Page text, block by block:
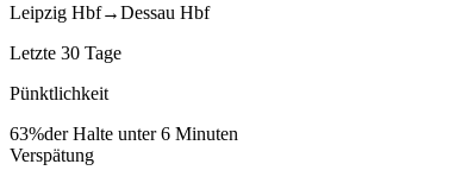
Leipzig Hbf→Dessau Hbf
Letzte 30 Tage
Pünktlichkeit
63%der Halte unter 6 Minuten
Verspätung